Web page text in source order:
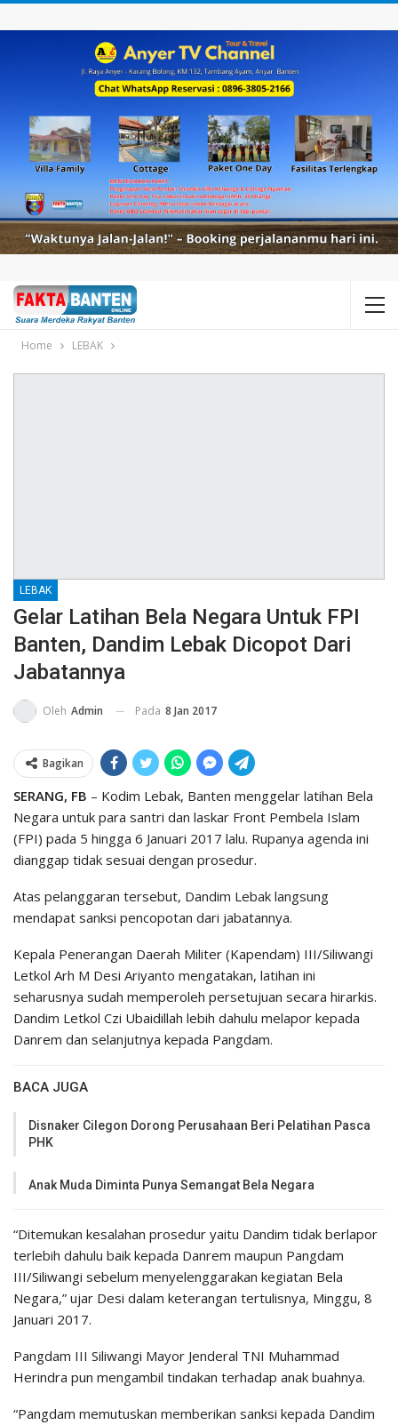
Home LEBAK
LEBAK
Gelar Latihan Bela Negara Untuk FPI
Banten, Dandim Lebak Dicopot Dari
Jabatannya
Oleh Admin Pada 8 Jan 2017
Bagikan
SERANG, FB – Kodim Lebak, Banten menggelar latihan Bela
Negara untuk para santri dan laskar Front Pembela Islam
(FPI) pada 5 hingga 6 Januari 2017 lalu. Rupanya agenda ini
dianggap tidak sesuai dengan prosedur.
Atas pelanggaran tersebut, Dandim Lebak langsung
mendapat sanksi pencopotan dari jabatannya.
Kepala Penerangan Daerah Militer (Kapendam) III/Siliwangi
Letkol Arh M Desi Ariyanto mengatakan, latihan ini
seharusnya sudah memperoleh persetujuan secara hirarkis.
Dandim Letkol Czi Ubaidillah lebih dahulu melapor kepada
Danrem dan selanjutnya kepada Pangdam.
BACA JUGA
Disnaker Cilegon Dorong Perusahaan Beri Pelatihan Pasca
PHK
Anak Muda Diminta Punya Semangat Bela Negara
“Ditemukan kesalahan prosedur yaitu Dandim tidak berlapor
terlebih dahulu baik kepada Danrem maupun Pangdam
III/Siliwangi sebelum menyelenggarakan kegiatan Bela
Negara,” ujar Desi dalam keterangan tertulisnya, Minggu, 8
Januari 2017.
Pangdam III Siliwangi Mayor Jenderal TNI Muhammad
Herindra pun mengambil tindakan terhadap anak buahnya.
“Pangdam memutuskan memberikan sanksi kepada Dandim